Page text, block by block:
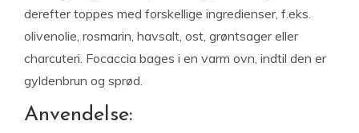
derefter toppes med forskellige ingredienser, f.eks.
olivenolie, rosmarin, havsalt, ost, grøntsager eller
charcuteri. Focaccia bages i en varm ovn, indtil den er
gyldenbrun og sprød.
Anvendelse: